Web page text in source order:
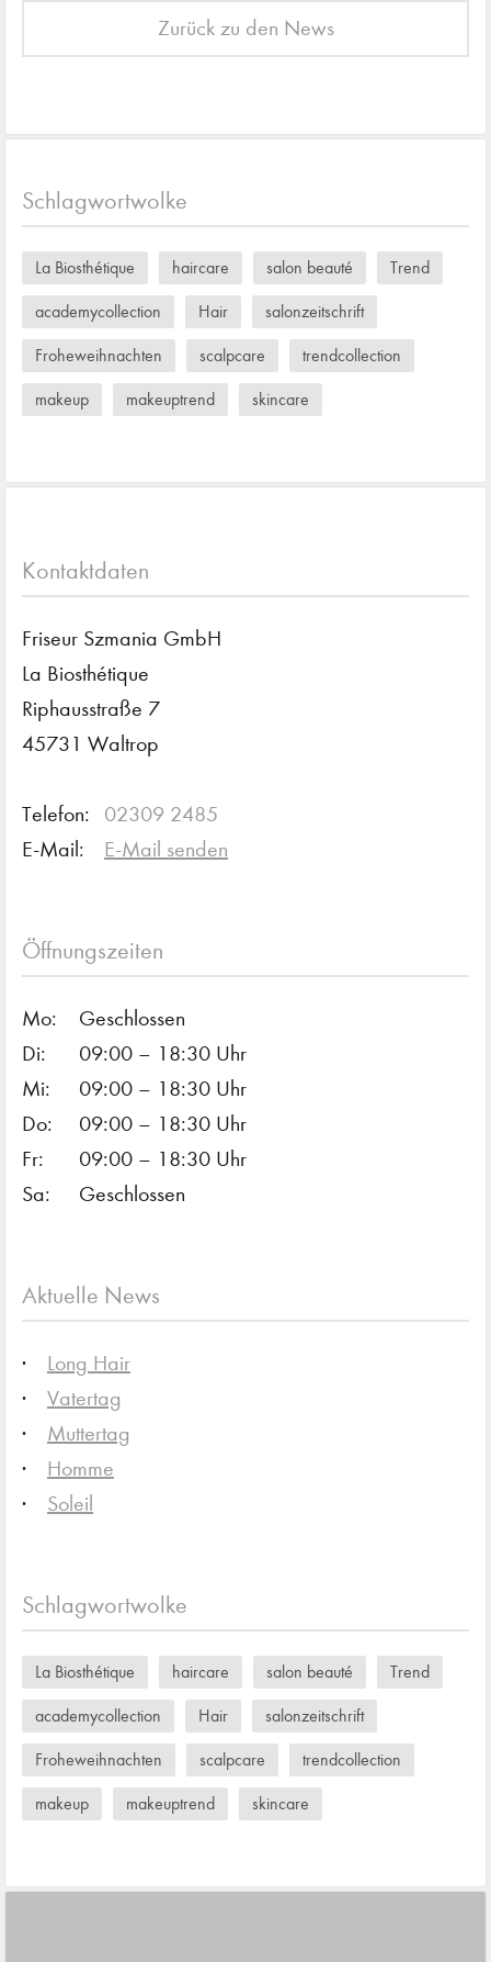
Zurück zu den News
Schlagwortwolke
La Biosthétique haircare salon beauté Trend
academycollection Hair salonzeitschrift
Froheweihnachten scalpcare trendcollection
makeup makeuptrend skincare
Kontaktdaten
Friseur Szmania GmbH
La Biosthétique
Riphausstraße 7
45731 Waltrop
Telefon:
02309 2485
E-Mail:
E-Mail senden
Öffnungszeiten
Mo:
Geschlossen
Di:
09:00 – 18:30 Uhr
Mi:
09:00 – 18:30 Uhr
Do:
09:00 – 18:30 Uhr
Fr:
09:00 – 18:30 Uhr
Sa:
Geschlossen
Aktuelle News
Long Hair
Vatertag
Muttertag
Homme
Soleil
Schlagwortwolke
La Biosthétique haircare salon beauté Trend
academycollection Hair salonzeitschrift
Froheweihnachten scalpcare trendcollection
makeup makeuptrend skincare